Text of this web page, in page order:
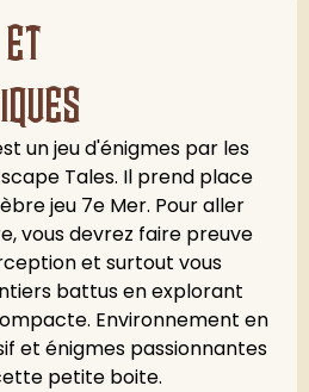
un jeu d'énigmes par les
Tales. Il prend place
jeu 7e Mer. Pour aller
vous devrez faire preuve
et surtout vous
battus en explorant
Environnement en
et énigmes passionnantes
petite boite.